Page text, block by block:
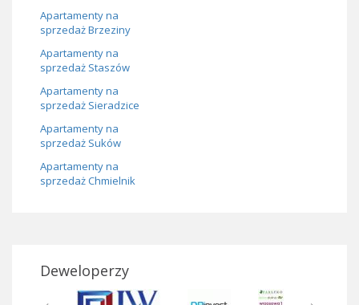
Apartamenty na
sprzedaż Brzeziny
Apartamenty na
sprzedaż Staszów
Apartamenty na
sprzedaż Sieradzice
Apartamenty na
sprzedaż Suków
Apartamenty na
sprzedaż Chmielnik
Deweloperzy